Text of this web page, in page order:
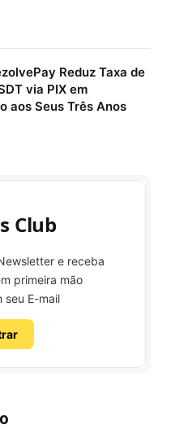
Reduz Taxa de
via PIX em
aos Seus Três Anos
Club
e receba
primeira mão
seu E-mail